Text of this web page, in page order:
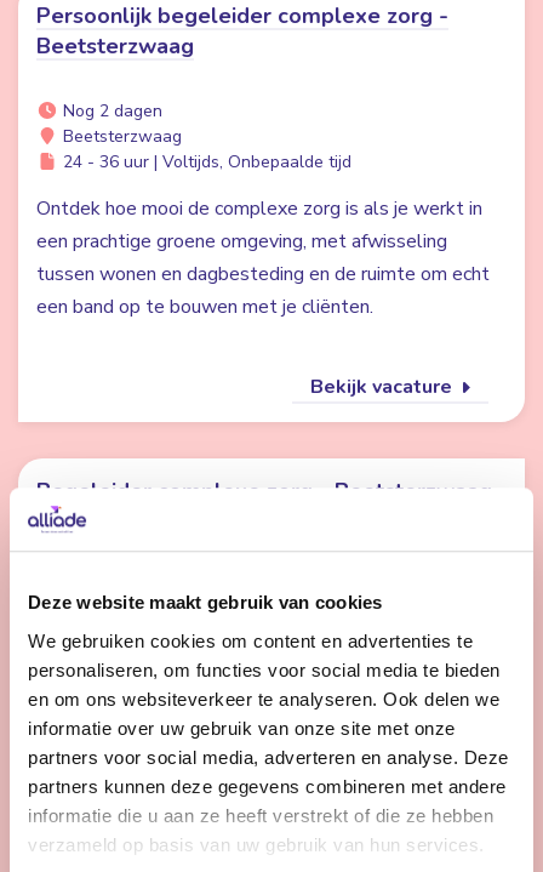
Deze website maakt gebruik van cookies
We gebruiken cookies om content en advertenties te
personaliseren, om functies voor social media te bieden
en om ons websiteverkeer te analyseren. Ook delen we
informatie over uw gebruik van onze site met onze
partners voor social media, adverteren en analyse. Deze
partners kunnen deze gegevens combineren met andere
informatie die u aan ze heeft verstrekt of die ze hebben
verzameld op basis van uw gebruik van hun services.
Persoonlijk begeleider complexe zorg -
Beetsterzwaag
Nog 2 dagen
Beetsterzwaag
24 - 36 uur | Voltijds, Onbepaalde tijd
Ontdek hoe mooi de complexe zorg is als je werkt in
een prachtige groene omgeving, met afwisseling
tussen wonen en dagbesteding en de ruimte om echt
een band op te bouwen met je cliënten.
Bekijk vacature
Begeleider complexe zorg - Beetsterzwaag
Nog 2 dagen
24 - 36 uur | Voltijds, Onbepaalde tijd
Terwijl je over het terrein loopt met een cliënt of
samen in de kas bezig bent, merk je hoe belangrijk jouw
rol is. Als begeleider in de complexe zorg breng jij rust,
structuur en een glimlach.
Bekijk vacature